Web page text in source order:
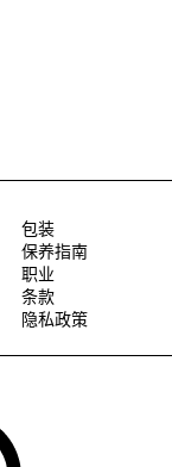
包装
保养指南
职业
条款
隐私政策